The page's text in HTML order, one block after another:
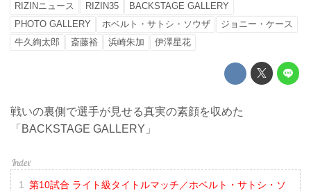
RIZINニュース RIZIN35
BACKSTAGE GALLERY
PHOTO GALLERY
ホベルト・サトシ・ソウザ
ジョニー・ケース
牛久絢太郎
斎藤裕 浜崎朱加 伊澤星花
戦いの裏側で選手が見せる真実の素顔を収めた
「BACKSTAGE GALLERY」
第10試合 ライト級タイトルマッチ／ホベルト・サトシ・ソ